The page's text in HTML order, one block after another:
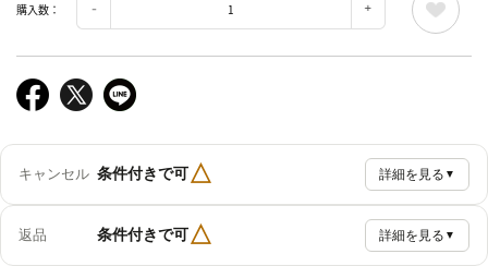
購入数：
キャンセル 条件付きで可△ 詳細を見る ▼
返品 条件付きで可△ 詳細を見る ▼